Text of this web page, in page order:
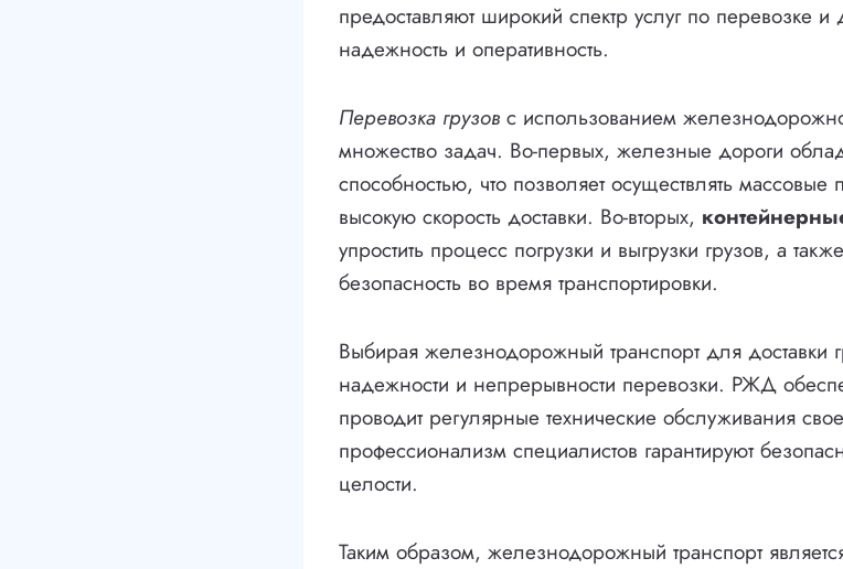
предоставляют широкий спектр услуг по перевозке и
надежность и оперативность.
Перевозка грузов с использованием
множество задач. Во-первых, железные дороги
способностью, что позволяет осуществлять массовые
высокую скорость доставки. Во-вторых,
упростить процесс погрузки и выгрузки грузов, а
безопасность во время транспортировки.
Выбирая железнодорожный транспорт для доставки
надежности и непрерывности перевозки. РЖД
проводит регулярные технические обслуживания
профессионализм специалистов гарантируют
целости.
Таким образом, железнодорожный транспорт